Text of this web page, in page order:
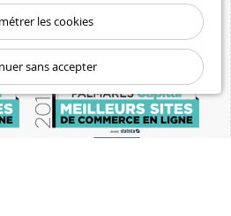
les cookies
sans accepter